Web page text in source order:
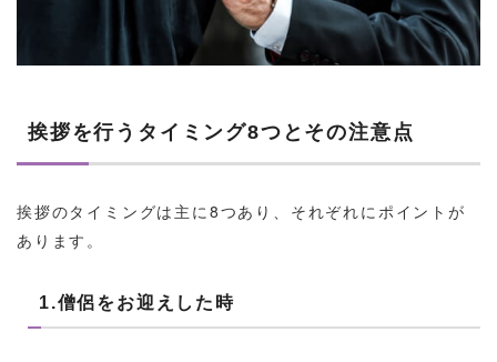
挨拶を行うタイミング8つとその注意点
挨拶のタイミングは主に8つあり、それぞれにポイントが
あります。
1.僧侶をお迎えした時